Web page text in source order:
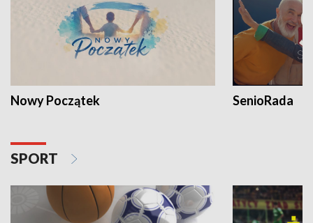
Nowy Początek SenioRada
SPORT